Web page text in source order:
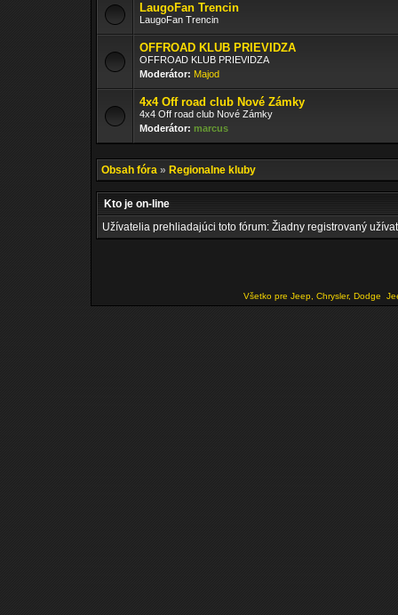
LaugoFan Trencin
LaugoFan Trencin
OFFROAD KLUB PRIEVIDZA
OFFROAD KLUB PRIEVIDZA
Moderátor: Majod
4x4 Off road club Nové Zámky
4x4 Off road club Nové Zámky
Moderátor: marcus
Obsah fóra » Regionalne kluby
Kto je on-line
Užívatelia prehliadajúci toto fórum: Žiadny registrovaný
Všetko pre Jeep, Chrysler, Dodge